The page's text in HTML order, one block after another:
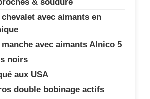
& soudure
avec aimants en
avec aimants Alnico 5
noirs
aux USA
double bobinage actifs